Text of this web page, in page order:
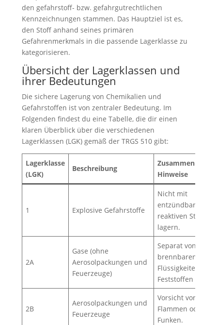
den gefahrstoff- bzw. gefahrgutrechtlichen
Kennzeichnungen stammen. Das Hauptziel ist es,
den Stoff anhand seines primären
Gefahrenmerkmals in die passende Lagerklasse zu
kategorisieren.
Übersicht der Lagerklassen und
ihrer Bedeutungen
Die sichere Lagerung von Chemikalien und
Gefahrstoffen ist von zentraler Bedeutung. Im
Folgenden findest du eine Tabelle, die dir einen
klaren Überblick über die verschiedenen
Lagerklassen (LGK) gemäß der TRGS 510 gibt:
Lagerklasse
(LGK)
Beschreibung
Hinweise
1 Explosive Gefahrstoffe
Nicht mit
entzündbaren
reaktiven Stoffen
lagern.
2A
Gase (ohne
Aerosolpackungen und
Feuerzeuge)
Separat von
brennbaren
Flüssigkeiten und
Feststoffen
2B
Aerosolpackungen und
Feuerzeuge
Vorsicht vor
Flammen oder
Funken.